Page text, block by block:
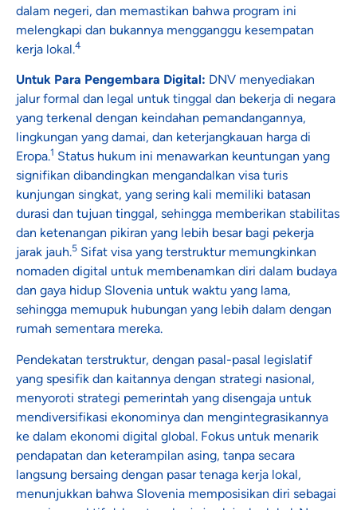
dalam negeri, dan memastikan bahwa program ini
melengkapi dan bukannya mengganggu kesempatan
kerja lokal.4
Untuk Para Pengembara Digital: DNV menyediakan
jalur formal dan legal untuk tinggal dan bekerja di negara
yang terkenal dengan keindahan pemandangannya,
lingkungan yang damai, dan keterjangkauan harga di
Eropa.1 Status hukum ini menawarkan keuntungan yang
signifikan dibandingkan mengandalkan visa turis
kunjungan singkat, yang sering kali memiliki batasan
durasi dan tujuan tinggal, sehingga memberikan stabilitas
dan ketenangan pikiran yang lebih besar bagi pekerja
jarak jauh.5 Sifat visa yang terstruktur memungkinkan
nomaden digital untuk membenamkan diri dalam budaya
dan gaya hidup Slovenia untuk waktu yang lama,
sehingga memupuk hubungan yang lebih dalam dengan
rumah sementara mereka.
Pendekatan terstruktur, dengan pasal-pasal legislatif
yang spesifik dan kaitannya dengan strategi nasional,
menyoroti strategi pemerintah yang disengaja untuk
mendiversifikasi ekonominya dan mengintegrasikannya
ke dalam ekonomi digital global. Fokus untuk menarik
pendapatan dan keterampilan asing, tanpa secara
langsung bersaing dengan pasar tenaga kerja lokal,
menunjukkan bahwa Slovenia memposisikan diri sebagai